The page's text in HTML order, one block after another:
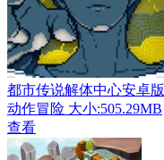
都市传说解体中心安卓版
动作冒险 大小:505.29MB
查看